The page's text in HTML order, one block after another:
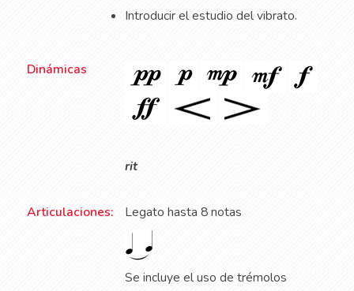
Introducir el estudio del vibrato.
Dinámicas
rit
Articulaciones: Legato hasta 8 notas
Se incluye el uso de trémolos